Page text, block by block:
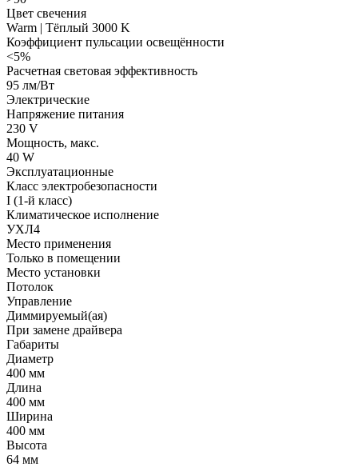
Цвет свечения
Warm | Тёплый 3000 K
Коэффициент пульсации освещённости
<5%
Расчетная световая эффективность
95 лм/Вт
Электрические
Напряжение питания
230 V
Мощность, макс.
40 W
Эксплуатационные
Класс электробезопасности
I (1-й класс)
Климатическое исполнение
УХЛ4
Место применения
Только в помещении
Место установки
Потолок
Управление
Диммируемый(ая)
При замене драйвера
Габариты
Диаметр
400 мм
Длина
400 мм
Ширина
400 мм
Высота
64 мм